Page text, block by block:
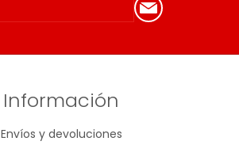
Información
Envíos y devoluciones